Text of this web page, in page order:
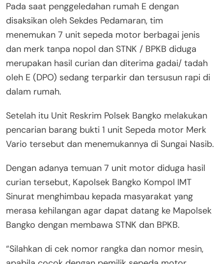
Pada saat penggeledahan rumah E dengan
disaksikan oleh Sekdes Pedamaran, tim
menemukan 7 unit sepeda motor berbagai jenis
dan merk tanpa nopol dan STNK / BPKB diduga
merupakan hasil curian dan diterima gadai/ tadah
oleh E (DPO) sedang terparkir dan tersusun rapi di
dalam rumah.
Setelah itu Unit Reskrim Polsek Bangko melakukan
pencarian barang bukti 1 unit Sepeda motor Merk
Vario tersebut dan menemukannya di Sungai Nasib.
Dengan adanya temuan 7 unit motor diduga hasil
curian tersebut, Kapolsek Bangko Kompol IMT
Sinurat menghimbau kepada masyarakat yang
merasa kehilangan agar dapat datang ke Mapolsek
Bangko dengan membawa STNK dan BPKB.
“Silahkan di cek nomor rangka dan nomor mesin,